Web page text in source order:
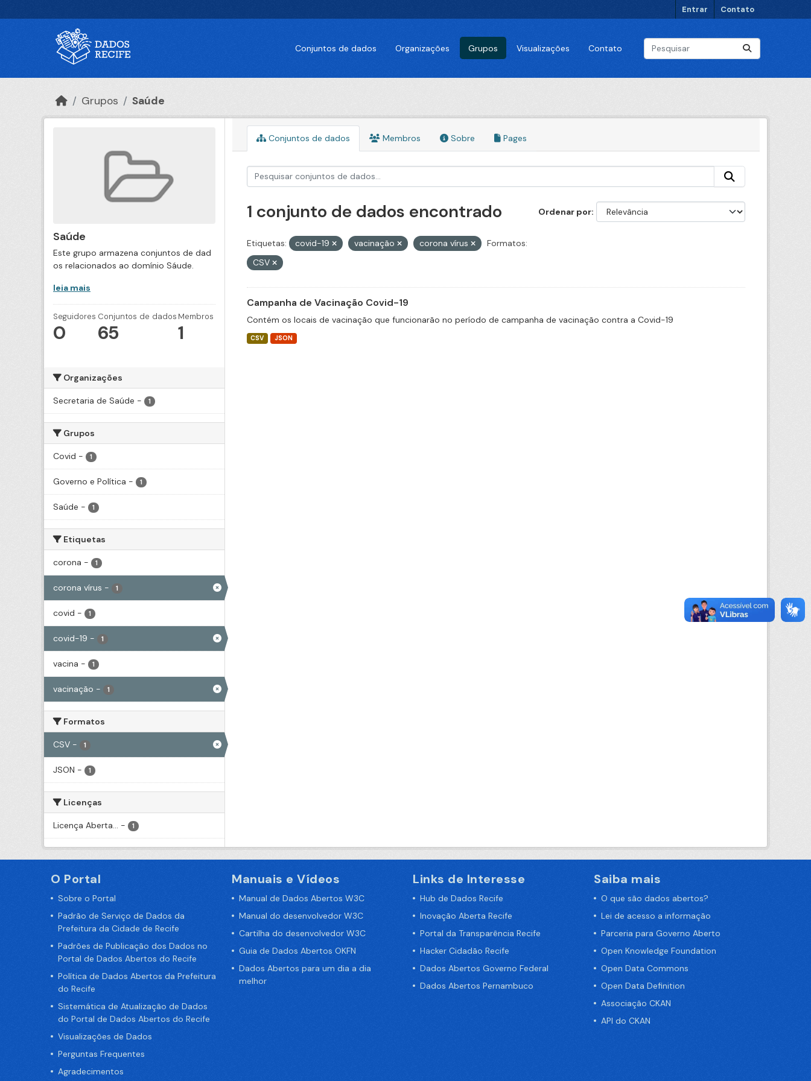
Entrar Contato
Conjuntos de dados Organizações Grupos Visualizações Contato
Grupos Saúde
Saúde
Este grupo armazena conjuntos de dad
os relacionados ao domínio Sáude.
leia mais
Seguidores
0
Conjuntos de dados
65
Membros
1
Organizações
Secretaria de Saúde - 1
Grupos
Covid - 1
Governo e Política - 1
Saúde - 1
Etiquetas
corona - 1
corona vírus - 1
covid - 1
covid-19 - 1
vacina - 1
vacinação - 1
Formatos
CSV - 1
JSON - 1
Licenças
Licença Aberta... - 1
Conjuntos de dados Membros Sobre Pages
Ordenar por
1 conjunto de dados encontrado
Etiquetas: covid-19 vacinação corona vírus
Formatos:
CSV
Campanha de Vacinação Covid-19
Contém os locais de vacinação que funcionarão no período de campanha de vacinação contra a Covid-19
CSV JSON
O Portal
Sobre o Portal
Padrão de Serviço de Dados da
Prefeitura da Cidade de Recife
Padrões de Publicação dos Dados no
Portal de Dados Abertos do Recife
Política de Dados Abertos da Prefeitura
do Recife
Sistemática de Atualização de Dados
do Portal de Dados Abertos do Recife
Visualizações de Dados
Perguntas Frequentes
Agradecimentos
Manuais e Vídeos
Manual de Dados Abertos W3C
Manual do desenvolvedor W3C
Cartilha do desenvolvedor W3C
Guia de Dados Abertos OKFN
Dados Abertos para um dia a dia
melhor
Links de Interesse
Hub de Dados Recife
Inovação Aberta Recife
Portal da Transparência Recife
Hacker Cidadão Recife
Dados Abertos Governo Federal
Dados Abertos Pernambuco
Saiba mais
O que são dados abertos?
Lei de acesso a informação
Parceria para Governo Aberto
Open Knowledge Foundation
Open Data Commons
Open Data Definition
Associação CKAN
API do CKAN